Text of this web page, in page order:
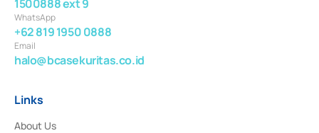
1500888 ext 9
WhatsApp
+62 819 1950 0888
Email
halo@bcasekuritas.co.id
Links
About Us